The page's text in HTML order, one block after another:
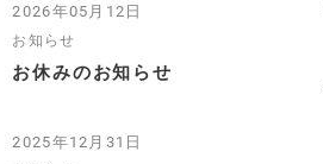
2026年05月12日
お知らせ
お休みのお知らせ
2025年12月31日